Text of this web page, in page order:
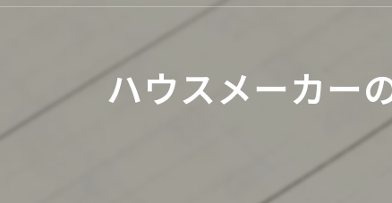
屋根塗装 塗装の種
カラーシ
ハウスメーカー